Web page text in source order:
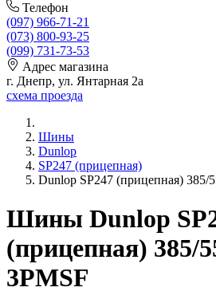
Телефон
(097) 966-71-21
(073) 800-93-25
(099) 731-73-53
Адрес магазина
г. Днепр, ул. Янтарная 2а
схема проезда
Шины
Dunlop
SP247 (прицепная)
Dunlop SP247 (прицепная) 385/
Шины Dunlop
(прицепная) 385/
3PMSF